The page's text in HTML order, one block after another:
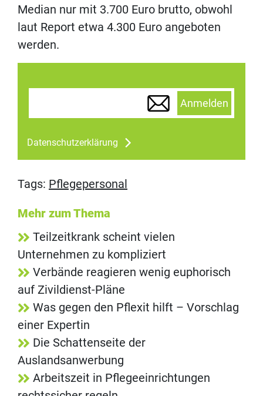
Median nur mit 3.700 Euro brutto, obwohl
laut Report etwa 4.300 Euro angeboten
werden.
Anmelden
Datenschutzerklärung
Tags: Pflegepersonal
Mehr zum Thema
Teilzeitkrank scheint vielen
Unternehmen zu kompliziert
Verbände reagieren wenig euphorisch
auf Zivildienst-Pläne
Was gegen den Pflexit hilft – Vorschlag
einer Expertin
Die Schattenseite der
Auslandsanwerbung
Arbeitszeit in Pflegeeinrichtungen